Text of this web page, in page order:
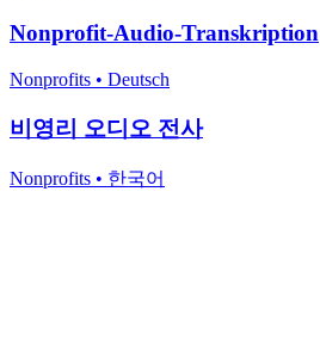
Nonprofit-Audio-Transkription
Nonprofits • Deutsch
비영리 오디오 전사
Nonprofits • 한국어